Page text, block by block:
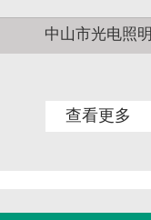
中山市光电照明
查看更多